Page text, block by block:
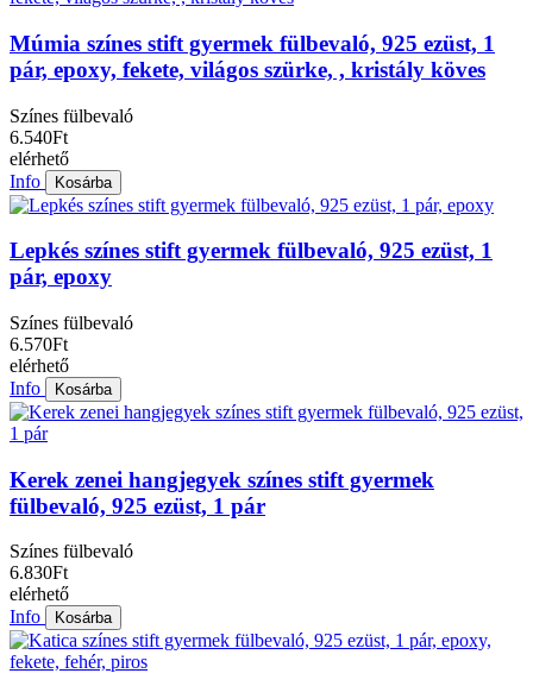
Múmia színes stift gyermek fülbevaló, 925 ezüst, 1
pár, epoxy, fekete, világos szürke, , kristály köves
Színes fülbevaló
6.540Ft
elérhető
Info
Kosárba
Lepkés színes stift gyermek fülbevaló, 925 ezüst, 1
pár, epoxy
Színes fülbevaló
6.570Ft
elérhető
Info
Kosárba
Kerek zenei hangjegyek színes stift gyermek
fülbevaló, 925 ezüst, 1 pár
Színes fülbevaló
6.830Ft
elérhető
Info
Kosárba